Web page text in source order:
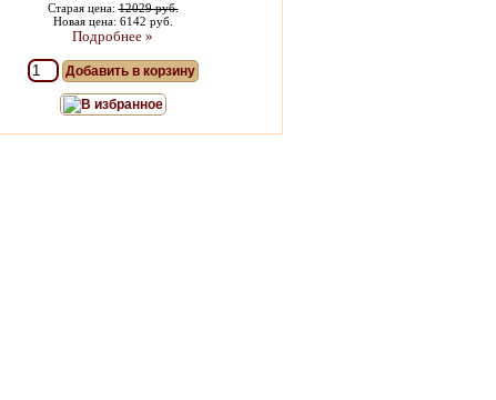
Старая цена:12029 руб.
Новая цена: 6142 руб.
Подробнее »
Добавить в корзину
В избранное